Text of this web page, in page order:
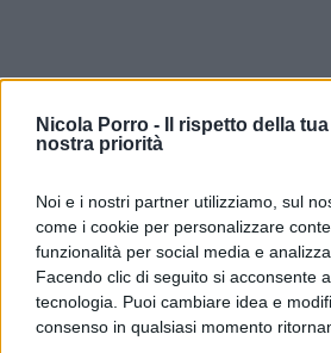
Nicola Porro -
Il rispetto della
nostra priorità
Noi e i nostri partner utilizziamo, sul
come i cookie per personalizzare
funzionalità per social media e
Facendo clic di seguito si acconsente
tecnologia. Puoi cambiare idea e
consenso in qualsiasi momento
Quindi anche i DSA sono
Quando si legge, nei
loro sostenuti, che vogliono
Italia non fa alcun effetto:
sinistra e persino qualche